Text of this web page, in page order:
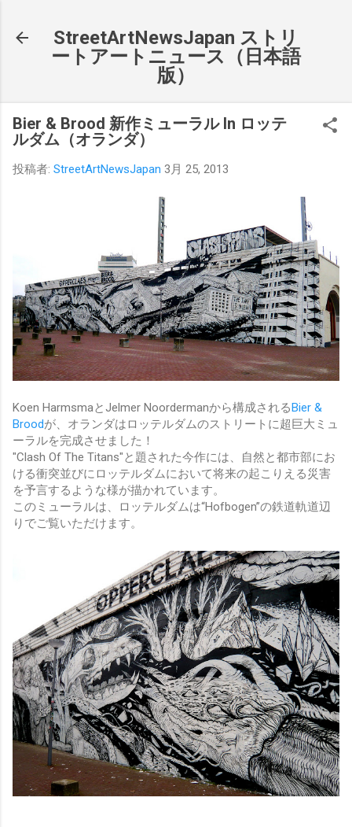
StreetArtNewsJapan ストリ
ートアートニュース（日本語
版）
Bier & Brood 新作ミューラル In ロッテ
ルダム（オランダ）
投稿者: StreetArtNewsJapan 3月 25, 2013
Koen HarmsmaとJelmer Noordermanから構成されるBier &
Broodが、オランダはロッテルダムのストリートに超巨大ミュ
ーラルを完成させました！
"Clash Of The Titans"と題された今作には、自然と都市部にお
ける衝突並びにロッテルダムにおいて将来の起こりえる災害
を予言するような様が描かれています。
このミューラルは、ロッテルダムは“Hofbogen”の鉄道軌道辺
りでご覧いただけます。